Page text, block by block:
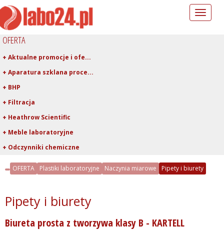
Toggle
OFERTA
+ Aktualne promocje i ofe...
+ Aparatura szklana proce...
+ BHP
+ Filtracja
+ Heathrow Scientific
+ Meble laboratoryjne
+ Odczynniki chemiczne
+ Pipetowanie i dawkowani...
- Plastiki laboratoryjne
+ Butle, butelki, tryskaw...
+ Lejki
OFERTA Plastiki laboratoryjne Naczynia miarowe Pipety i biurety
Pipety i biurety
Biureta prosta z tworzywa klasy B - KARTELL